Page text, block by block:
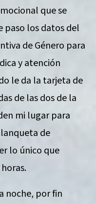
que se
paso los datos del
de Género para
y atención
le da la tarjeta de
de las dos de la
mi lugar para
de
lo único que
noche, por fin